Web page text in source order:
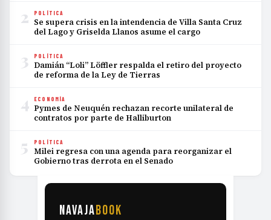
2 POLÍTICA
Se supera crisis en la intendencia de Villa Santa Cruz
del Lago y Griselda Llanos asume el cargo
3 POLÍTICA
Damián “Loli” Löffler respalda el retiro del proyecto
de reforma de la Ley de Tierras
4 ECONOMÍA
Pymes de Neuquén rechazan recorte unilateral de
contratos por parte de Halliburton
5 POLÍTICA
Milei regresa con una agenda para reorganizar el
Gobierno tras derrota en el Senado
NAVAJABOOK